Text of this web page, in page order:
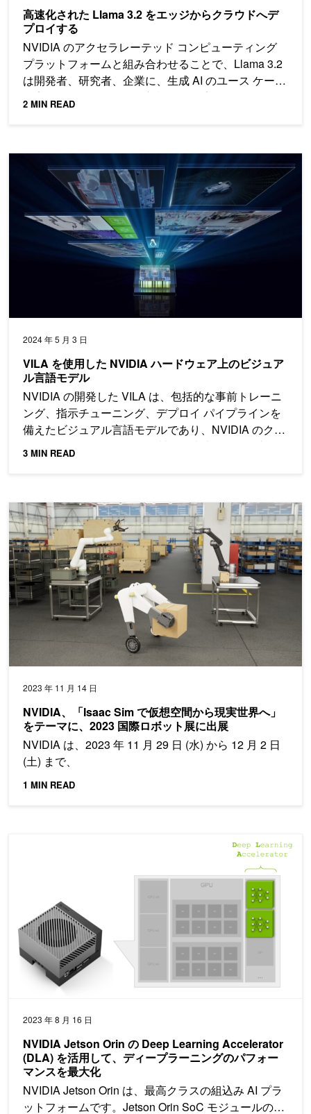
高速化された Llama 3.2 をエッジからクラウドへデ
プロイする
NVIDIA のアクセラレーテッド コンピューティング
プラットフォームと組み合わせることで、Llama 3.2
は開発者、研究者、企業に、生成 AI のユース ケース
を実現するための有益な新機能と最適化を提供しま
2 MIN READ
2024 年 5 月 3 日
VILA を使用した NVIDIA ハードウェア上のビジュア
ル言語モデル
NVIDIA の開発した VILA は、包括的な事前トレーニ
ング、指示チューニング、デプロイ パイプラインを
備えたビジュアル言語モデルであり、NVIDIA のクラ
イアントがマルチモーダル製品で成功するのを支援
3 MIN READ
VILA を使用した NVIDIA ハードウェア上のビジュアル言語モデ
2023 年 11 月 14 日
NVIDIA、「Isaac Sim で仮想空間から現実世界へ」
をテーマに、2023 国際ロボット展に出展
NVIDIA は、2023 年 11 月 29 日 (水) から 12 月 2 日
(土) まで、
1 MIN READ
NVIDIA、「Isaac Sim で仮想空間から現実世界へ」をテーマに
2023 年 8 月 16 日
NVIDIA Jetson Orin の Deep Learning Accelerator
(DLA) を活用して、ディープラーニングのパフォー
マンスを最大化
NVIDIA Jetson Orin は、最高クラスの組込み AI プラ
ットフォームです。Jetson Orin SoC モジュールの…
NVIDIA Jetson Orin の Deep Learning Accelerator (DLA) を活